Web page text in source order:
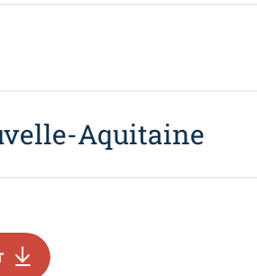
Aquitaine